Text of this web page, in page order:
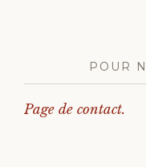
POUR
Page de contact.